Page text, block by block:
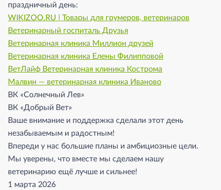
праздничный день:
WIKIZOO.RU | Товары для грумеров, ветеринаров
Ветеринарный госпиталь Друзья
Ветеринарная клиника Миллион друзей
Ветеринарная клиника Елены Филипповой
ВетЛайф Ветеринарная клиника Кострома
Малвин — ветеринарная клиника Иваново
ВК «Солнечный Лев»
ВК «Добрый Вет»
Ваше внимание и поддержка сделали этот день
незабываемым и радостным!
Впереди у нас большие планы и амбициозные цели.
Мы уверены, что вместе мы сделаем нашу
ветеринарию ещё лучше и сильнее!
1 марта 2026